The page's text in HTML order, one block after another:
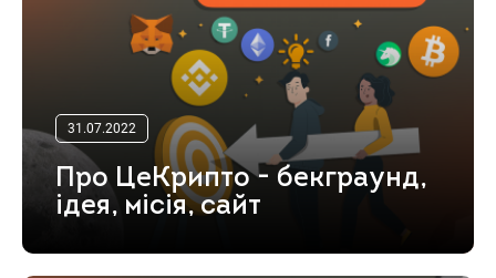
31.07.2022
Про ЦеКрипто - бекграунд,
ідея, місія, сайт